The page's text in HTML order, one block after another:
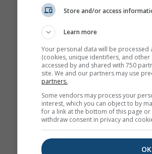
Store and/or access
Learn more
Your personal data will be
(cookies, unique identifiers, and
accessed by and shared with 750
site. We and our partners may use
partners.
Some vendors may process your
interest, which you can object to by
for a link at the bottom of this page
withdraw consent in privacy and
OK